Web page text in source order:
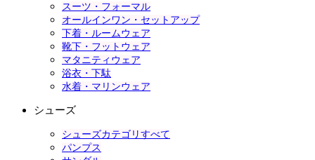
スーツ・フォーマル
オールインワン・セットアップ
下着・ルームウェア
靴下・フットウェア
マタニティウェア
浴衣・下駄
水着・マリンウェア
シューズ
シューズカテゴリすべて
パンプス